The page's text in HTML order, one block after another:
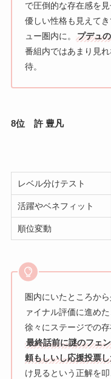
で圧倒的な存在感を
優しい性格も見えて
ュー圏内に。
プデュ
番組内ではあまり見
待。
8位 許 豊凡
レベル分けテスト
活躍やベネフィット
順位変動
圏内にいたところか
ァイナル評価に進め
徐々にステージでの
最終話前に謎のフェ
頼もしいし応援投票
け見るという正解を